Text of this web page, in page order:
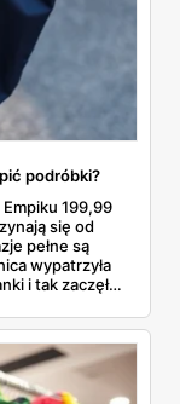
podróbki?
199,99
się od
pełne są
wypatrzyła
i tak zaczęło
nie wciska nam
—